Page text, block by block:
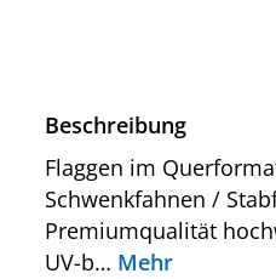
Beschreibung
Flaggen im
Schwenkfahnen /
Premiumqualität
UV-b… Mehr